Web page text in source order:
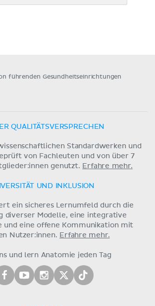
führenden Gesundheitseinrichtungen
QUALITÄTSVERSPRECHEN
Standardwerken und
von Fachleuten und von über 7
genutzt. Erfahre mehr.
UND INKLUSION
ein sicheres Lernumfeld durch die
diverser Modelle, eine integrative
und eine offene Kommunikation mit
Nutzer:innen. Erfahre mehr.
und lern Anatomie jeden Tag